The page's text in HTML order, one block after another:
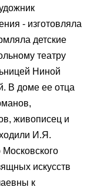
- изготовляла
детские
театру
Ниной
В доме ее отца
живописец и
И.Я.
искусств
к